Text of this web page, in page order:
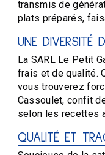
transmis de
plats préparés,
UNE DIVERSITÉ
La SARL Le Petit
frais et de qualité.
vous trouverez
Cassoulet, confit
selon les recettes
QUALITÉ ET